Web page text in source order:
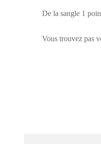
De la sangle 1
Vous trouvez pas